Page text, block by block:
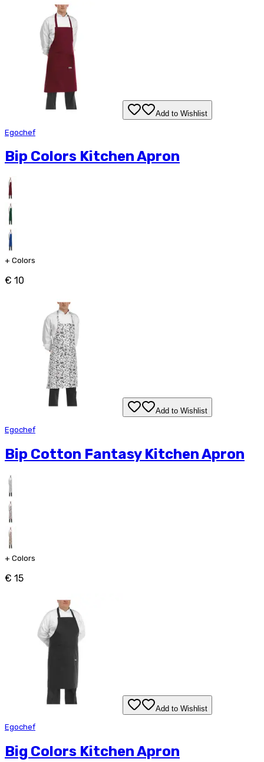
Add to Wishlist
Egochef
Bip Colors Kitchen Apron
+ Colors
€ 10
Add to Wishlist
Egochef
Bip Cotton Fantasy Kitchen Apron
+ Colors
€ 15
Add to Wishlist
Egochef
Big Colors Kitchen Apron